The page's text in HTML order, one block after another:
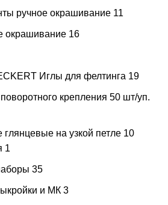
ручное окрашивание 11
окрашивание 16
Иглы для фелтинга 19
крепления 50 шт/уп.
глянцевые на узкой петле 10
1
35
и МК 3